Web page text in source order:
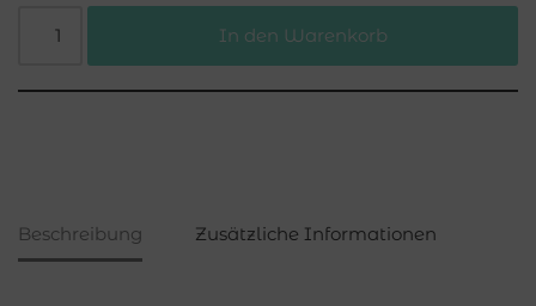
In den Warenkorb
Beschreibung Zusätzliche Informationen